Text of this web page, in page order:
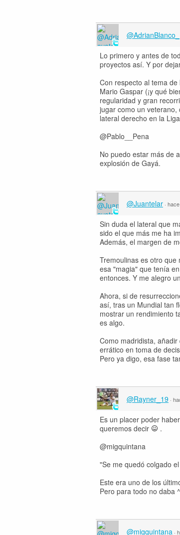
@AdrianBlanco_
Lo primero y antes de
proyectos así. Y por
Con respecto al tema
Mario Gaspar (¡y qué
regularidad y gran
jugar como un
lateral derecho en la
@Pablo__Pena
No puedo estar más de
explosión de Gayá.
@Juantelar ·
Sin duda el lateral que
sido el que más me ha
Además, el margen de
Tremoulinas es otro que
esa "magia" que tenía
entonces. Y me alegro
Ahora, si de
así, tras un Mundial tan
mostrar un rendimiento
es algo.
Como madridista,
errático en toma de
Pero ya digo, esa fase
@Rayner_19 ·
Es un placer poder
queremos decir
.
@migquintana
"Se me quedó colgado
Este era uno de los
Pero para todo no daba
@migquintana ·